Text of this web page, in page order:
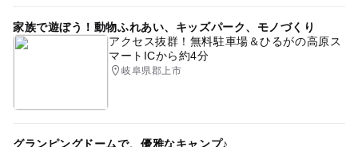
家族で遊ぼう！動物ふれあい、キッズパーク、モノづくり
アクセス抜群！無料駐車場＆ひるがの高原ス
マートICから約4分
岐阜県郡上市
グランピングドームで、優雅なキャンプ♪